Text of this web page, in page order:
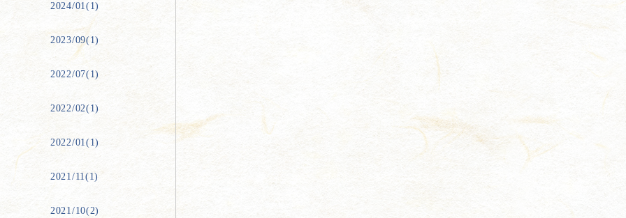
2024/01(1)
2023/09(1)
2022/07(1)
2022/02(1)
2022/01(1)
2021/11(1)
2021/10(2)